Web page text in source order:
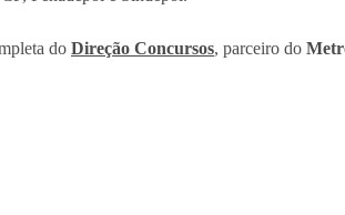
do Direção Concursos, parceiro do